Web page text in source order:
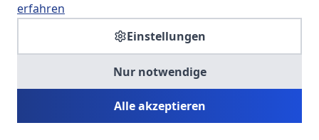
SOMA HR KONSULT UG
Personalberatung & Executive Search
erfahren
Einstellungen
Nur notwendige
Alle akzeptieren